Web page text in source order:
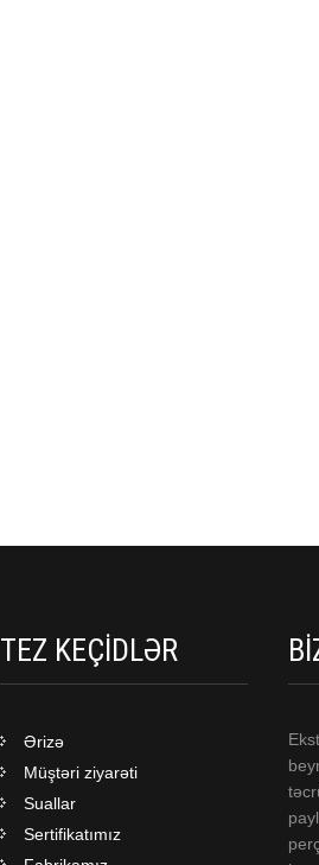
TEZ KEÇIDLƏR
Ərizə
Müştəri ziyarəti
Suallar
Sertifikatımız